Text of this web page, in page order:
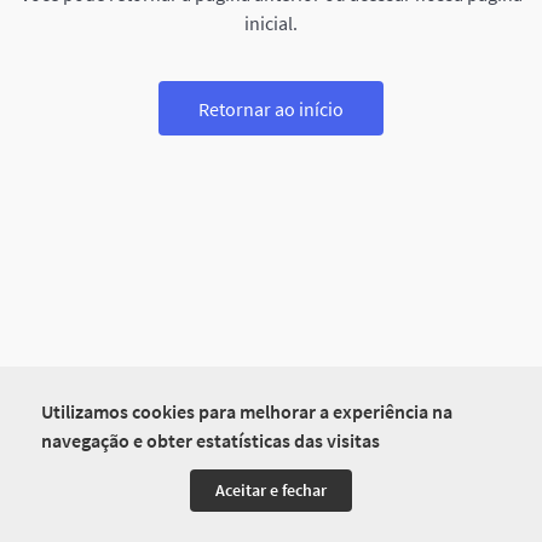
Utilizamos cookies para melhorar a experiência na
navegação e obter estatísticas das visitas
Aceitar e fechar
inicial.
Retornar ao início